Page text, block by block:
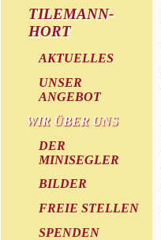
TILEMANN-
HORT
AKTUELLES
UNSER
ANGEBOT
WIR ÜBER UNS
DER
MINISEGLER
BILDER
FREIE STELLEN
SPENDEN